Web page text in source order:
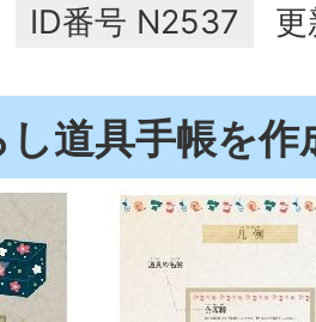
ID番号 N2537
道具手帳を作